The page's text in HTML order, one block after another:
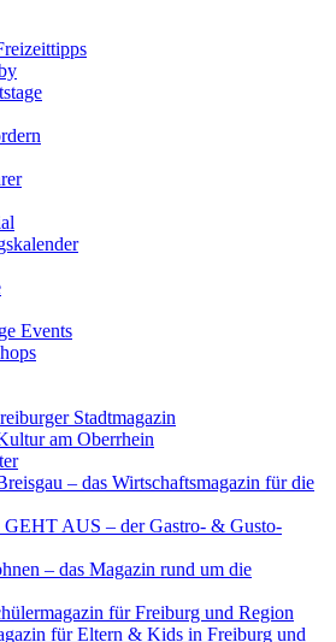
Events
Stadtmagazin
am Oberrhein
– das Wirtschaftsmagazin für die
AUS – der Gastro- & Gusto-
– das Magazin rund um die
für Freiburg und Region
für Eltern & Kids in Freiburg und